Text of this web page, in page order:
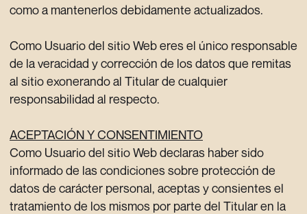
como a mantenerlos debidamente actualizados.
Como Usuario del sitio Web eres el único responsable
de la veracidad y corrección de los datos que remitas
al sitio exonerando al Titular de cualquier
responsabilidad al respecto.
ACEPTACIÓN Y CONSENTIMIENTO
Como Usuario del sitio Web declaras haber sido
informado de las condiciones sobre protección de
datos de carácter personal, aceptas y consientes el
tratamiento de los mismos por parte del Titular en la